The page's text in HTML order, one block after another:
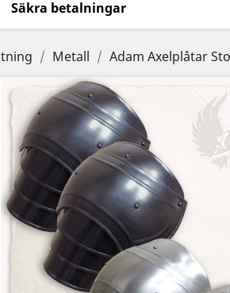
Säkra betalningar
Metall Adam Axelplåtar